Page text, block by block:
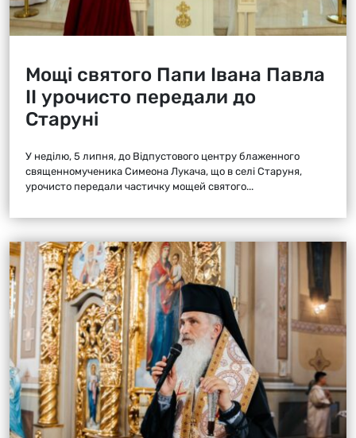
Мощі святого Папи Івана Павла
ІІ урочисто передали до
Старуні
У неділю, 5 липня, до Відпустового центру блаженного
священномученика Симеона Лукача, що в селі Старуня,
урочисто передали частичку мощей святого...